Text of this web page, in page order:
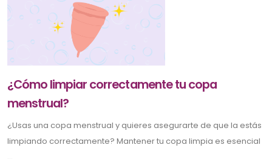
¿Cómo limpiar correctamente tu copa
menstrual?
¿Usas una copa menstrual y quieres asegurarte de que la estás
limpiando correctamente? Mantener tu copa limpia es esencial